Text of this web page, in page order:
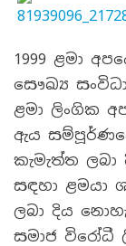
1999 ළමා
සෞඛ්‍ය
ළමා ලිංගික
ඇය
කැමැත්ත
සඳහා ළමයා
ලබා දිය
සමාජ විරෝධී